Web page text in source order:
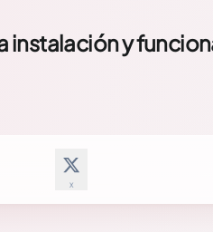
instalación y
X